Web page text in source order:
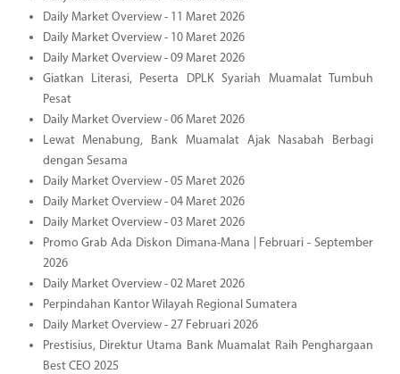
Daily Market Overview - 11 Maret 2026
Daily Market Overview - 10 Maret 2026
Daily Market Overview - 09 Maret 2026
Giatkan Literasi, Peserta DPLK Syariah Muamalat Tumbuh
Pesat
Daily Market Overview - 06 Maret 2026
Lewat Menabung, Bank Muamalat Ajak Nasabah Berbagi
dengan Sesama
Daily Market Overview - 05 Maret 2026
Daily Market Overview - 04 Maret 2026
Daily Market Overview - 03 Maret 2026
Promo Grab Ada Diskon Dimana-Mana | Februari - September
2026
Daily Market Overview - 02 Maret 2026
Perpindahan Kantor Wilayah Regional Sumatera
Daily Market Overview - 27 Februari 2026
Prestisius, Direktur Utama Bank Muamalat Raih Penghargaan
Best CEO 2025